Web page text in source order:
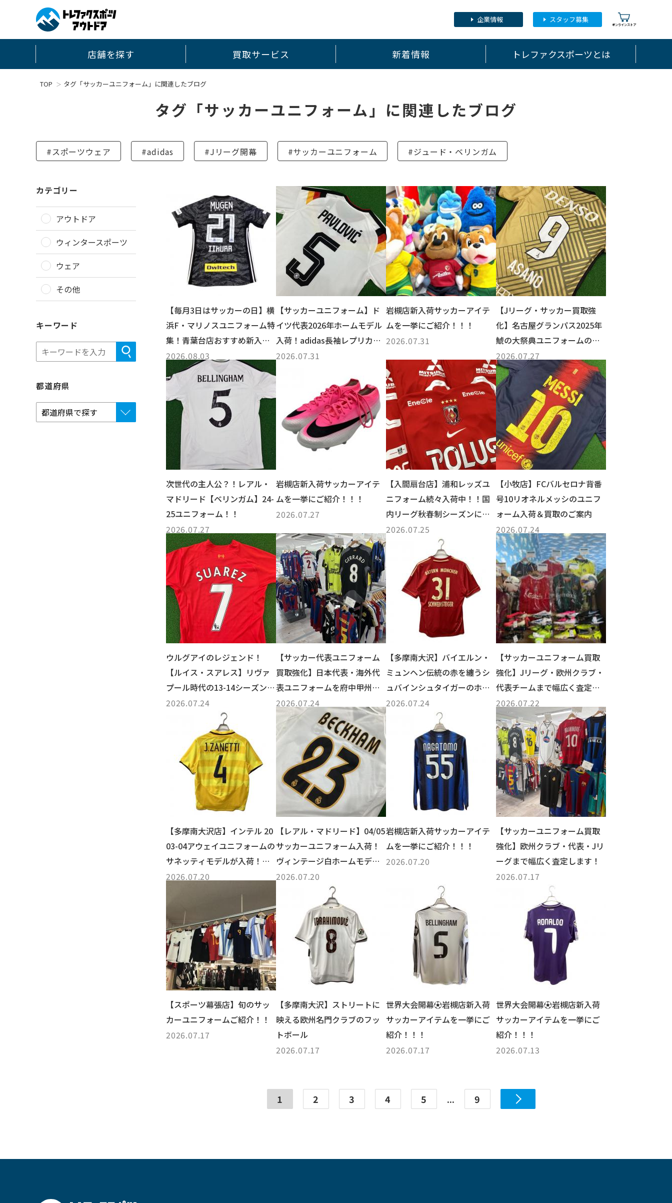
企業情報 スタッフ募集
店舗を探す 買取サービス 新着情報 トレファクスポーツとは
TOP タグ「サッカーユニフォーム」に関連したブログ
タグ「サッカーユニフォーム」に関連したブログ
#スポーツウェア #adidas #Jリーグ開幕 #サッカーユニフォーム #ジュード・ベリンガム
【毎月3日はサッカーの日】横
浜F・マリノスユニフォーム特
集！青葉台店おすすめ新入荷
ユニフォー...
2026.08.03
【サッカーユニフォーム】ド
イツ代表2026年ホームモデル
入荷！adidas長袖レプリカを
ご紹介
2026.07.31
岩槻店新入荷サッカーアイテ
ムを一挙にご紹介！！！
2026.07.31
【Jリーグ・サッカー買取強
化】名古屋グランパス2025年
鯱の大祭典ユニフォームのご
紹介【小牧店】
2026.07.27
次世代の主人公？！レアル・
マドリード【ベリンガム】24-
25ユニフォーム！！
2026.07.27
岩槻店新入荷サッカーアイテ
ムを一挙にご紹介！！！
2026.07.27
【入間扇台店】浦和レッズユ
ニフォーム続々入荷中！！国
内リーグ秋春制シーズンに備
えよう特集！
2026.07.25
【小牧店】FCバルセロナ背番
号10リオネルメッシのユニフ
ォーム入荷＆買取のご案内
2026.07.24
ウルグアイのレジェンド！
【ルイス・スアレス】リヴァ
プール時代の13-14シーズンの
ユニフォームを...
2026.07.24
【サッカー代表ユニフォーム
買取強化】日本代表・海外代
表ユニフォームを府中甲州街
道店で査定受...
2026.07.24
【多摩南大沢】バイエルン・
ミュンヘン伝統の赤を纏うシ
ュバインシュタイガーのホー
ムユニフォーム
2026.07.24
【サッカーユニフォーム買取
強化】Jリーグ・欧州クラブ・
代表チームまで幅広く査定い
たします！⚽
2026.07.22
【多摩南大沢店】インテル 20
03-04アウェイユニフォームの
サネッティモデルが入荷！多
摩南大沢店...
2026.07.20
【レアル・マドリード】04/05
サッカーユニフォーム入荷！
ヴィンテージ白ホームモデル
の魅力をご紹介
2026.07.20
岩槻店新入荷サッカーアイテ
ムを一挙にご紹介！！！
2026.07.20
【サッカーユニフォーム買取
強化】欧州クラブ・代表・Jリ
ーグまで幅広く査定します！
2026.07.17
【スポーツ幕張店】旬のサッ
カーユニフォームご紹介！！
2026.07.17
【多摩南大沢】ストリートに
映える欧州名門クラブのフッ
トボール
2026.07.17
世界大会開幕⚽岩槻店新入荷
サッカーアイテムを一挙にご
紹介！！！
2026.07.17
世界大会開幕⚽岩槻店新入荷
サッカーアイテムを一挙にご
紹介！！！
2026.07.13
1 2 3 4 5 ... 9
カテゴリー
アウトドア
ウィンタースポーツ
ウェア
その他
キーワード
都道府県